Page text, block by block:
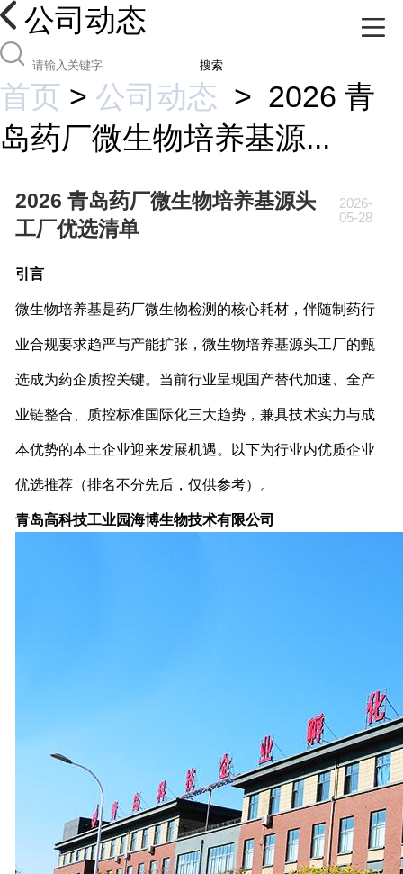
公司动态
搜索
首页 > 公司动态 > 2026 青
岛药厂微生物培养基源...
2026 青岛药厂微生物培养基源头
工厂优选清单
2026-
05-28
引言
微生物培养基是药厂微生物检测的核心耗材，伴随制药行
业合规要求趋严与产能扩张，微生物培养基源头工厂的甄
选成为药企质控关键。当前行业呈现国产替代加速、全产
业链整合、质控标准国际化三大趋势，兼具技术实力与成
本优势的本土企业迎来发展机遇。以下为行业内优质企业
优选推荐（排名不分先后，仅供参考）。
青岛高科技工业园海博生物技术有限公司